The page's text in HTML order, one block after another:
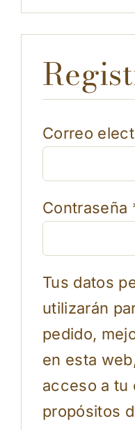
Correo
Contraseña
Tus datos
utilizarán
pedido,
en esta
acceso a tu
propósitos